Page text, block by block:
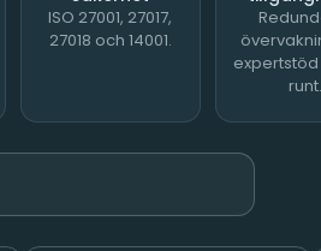
ISO 27001, 27017,
27018 och 14001.
runt.